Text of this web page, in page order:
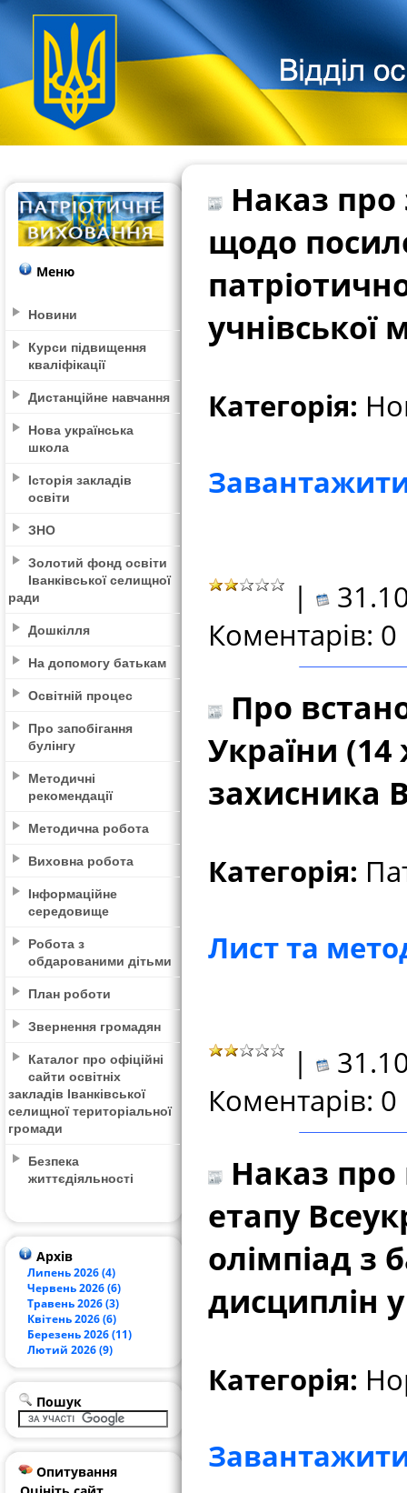
Меню
Новини
Курси підвищення
кваліфікації
Дистанційне навчання
Нова українська
школа
Історія закладів
освіти
ЗНО
Золотий фонд освіти
Іванківської селищної
ради
Дошкілля
На допомогу батькам
Освітній процес
Про запобігання
булінгу
Методичні
рекомендації
Методична робота
Виховна робота
Інформаційне
середовище
Робота з
обдарованими дітьми
План роботи
Звернення громадян
Каталог про офіційні
сайти освітніх
закладів Іванківської
селищної територіальної
громади
Безпека
життєдіяльності
Архів
Липень 2026 (4)
Червень 2026 (6)
Травень 2026 (3)
Квітень 2026 (6)
Березень 2026 (11)
Лютий 2026 (9)
Пошук
Опитування
Наказ про
щодо
учнівської
Категорія:
|
Коментарів:
Про
України
захисника
Категорія:
Лист та
|
Коментарів:
Наказ про
етапу
олімпіад з
дисциплін
Категорія: